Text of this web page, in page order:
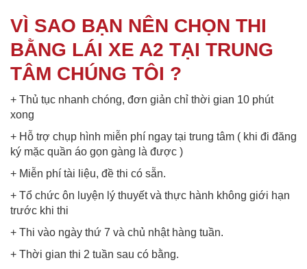
VÌ SAO BẠN NÊN CHỌN THI
BẰNG LÁI XE A2 TẠI TRUNG
TÂM CHÚNG TÔI ?
+ Thủ tục nhanh chóng, đơn giản chỉ thời gian 10 phút
xong
+ Hỗ trợ chụp hình miễn phí ngay tại trung tâm ( khi đi đăng
ký mặc quần áo gọn gàng là được )
+ Miễn phí tài liệu, đề thi có sẵn.
+ Tổ chức ôn luyện lý thuyết và thực hành không giới hạn
trước khi thi
+ Thi vào ngày thứ 7 và chủ nhật hàng tuần.
+ Thời gian thi 2 tuần sau có bằng.